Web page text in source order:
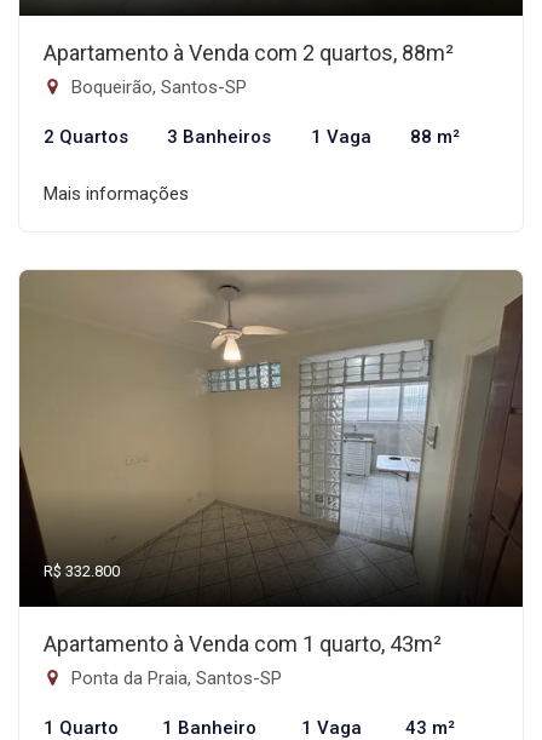
Apartamento à Venda com 2 quartos, 88m²
Boqueirão, Santos-SP
2 Quartos 3 Banheiros 1 Vaga 88 m²
Mais informações
R$ 332.800
Apartamento à Venda com 1 quarto, 43m²
Ponta da Praia, Santos-SP
1 Quarto 1 Banheiro 1 Vaga 43 m²